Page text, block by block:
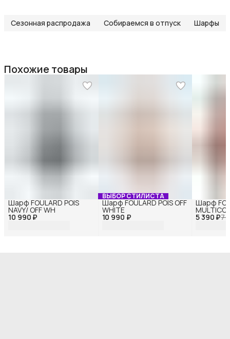
Сезонная распродажа Собираемся в отпуск Шарфы
Похожие товары
10 990 ₽
Шарф FOULARD POIS
NAVY/ OFF WH
ВЫБОР СТИЛИСТА
10 990 ₽
Шарф FOULARD POIS OFF
WHITE
5 390 ₽7
Шарф